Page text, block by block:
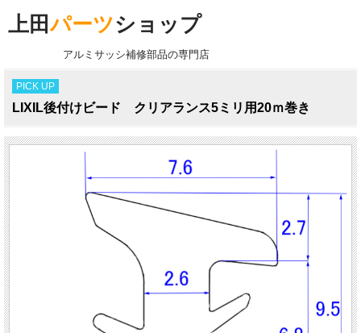
上田パーツショップ
アルミサッシ補修部品の専門店
PICK UP
LIXIL後付けビード クリアランス5ミリ用20ｍ巻き